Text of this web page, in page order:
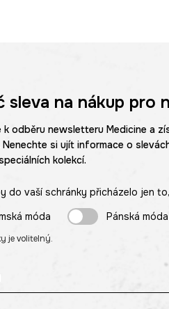
sleva na nákup pro
k odběru newsletteru Medicine a
si ujít informace o
kolekcí.
do vaší schránky přicházelo jen
móda
Pánská móda
je volitelný.